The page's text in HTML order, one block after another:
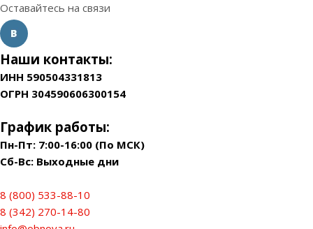
Оставайтесь на связи
Наши контакты:
ИНН 590504331813
ОГРН 304590606300154
График работы:
Пн-Пт: 7:00-16:00 (По МСК)
Сб-Вс: Выходные дни
8 (800) 533-88-10
8 (342) 270-14-80